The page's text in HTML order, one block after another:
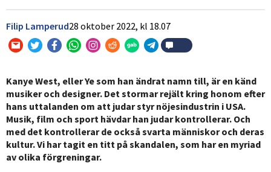
Filip Lamperud28 oktober 2022, kl 18.07
Kanye West, eller Ye som han ändrat namn till, är en känd
musiker och designer. Det stormar rejält kring honom efter
hans uttalanden om att judar styr nöjesindustrin i USA.
Musik, film och sport hävdar han judar kontrollerar. Och
med det kontrollerar de också svarta människor och deras
kultur. Vi har tagit en titt på skandalen, som har en myriad
av olika förgreningar.